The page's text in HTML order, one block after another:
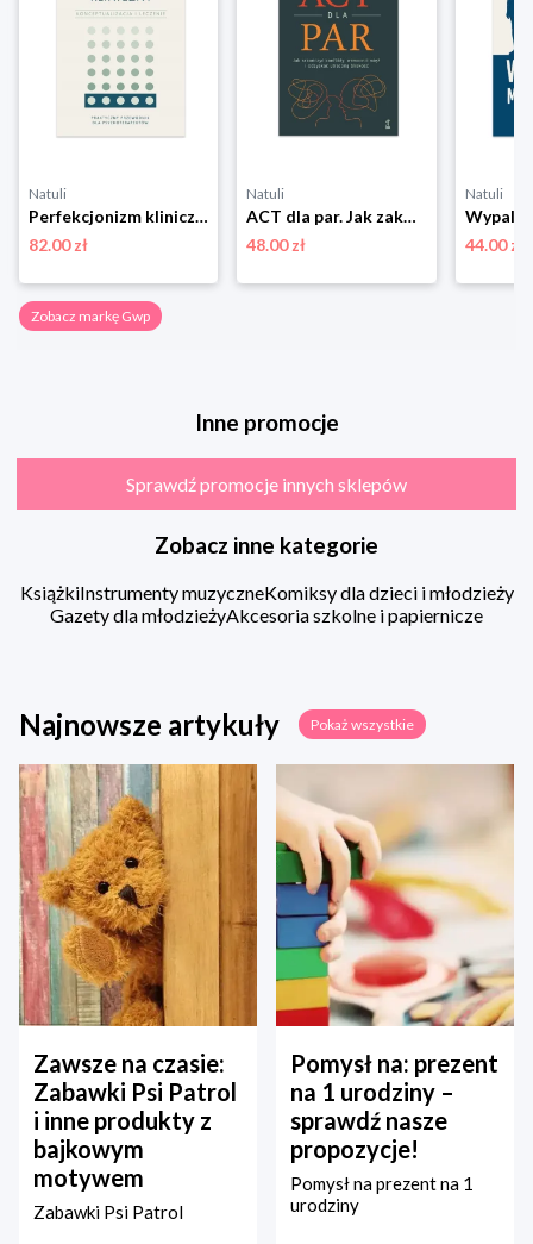
Natuli
Perfekcjonizm kliniczny. Konceptualizacja i leczenie Gwp
82.00 zł
Natuli
ACT dla par. Jak zakończyć konflikty, wzmocnić więź i odzyskać utraconą bliskość Gwp
48.00 zł
Natuli
44.00 zł
Zobacz markę Gwp
Inne promocje
Sprawdź promocje innych sklepów
Zobacz inne kategorie
KsiążkiInstrumenty muzyczneKomiksy dla dzieci i młodzieży
Gazety dla młodzieżyAkcesoria szkolne i papiernicze
Najnowsze artykuły Pokaż wszystkie
Zawsze na czasie:
Zabawki Psi Patrol
i inne produkty z
bajkowym
motywem
Zabawki Psi Patrol
Pomysł na: prezent
na 1 urodziny –
sprawdź nasze
propozycje!
Pomysł na prezent na 1
urodziny